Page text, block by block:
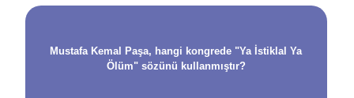
Mustafa Kemal Paşa, hangi kongrede "Ya İstiklal Ya
Ölüm" sözünü kullanmıştır?